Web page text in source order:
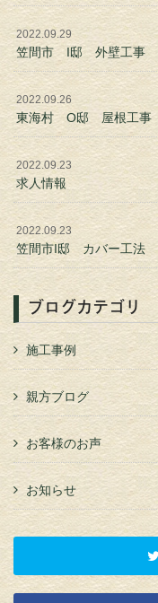
2022.09.29
笠間市 I邸 外壁工事
2022.09.26
東海村 O邸 屋根工事
2022.09.23
求人情報
2022.09.23
笠間市I邸 カバー工法
ブログカテゴリ
施工事例
親方ブログ
お客様のお声
お知らせ